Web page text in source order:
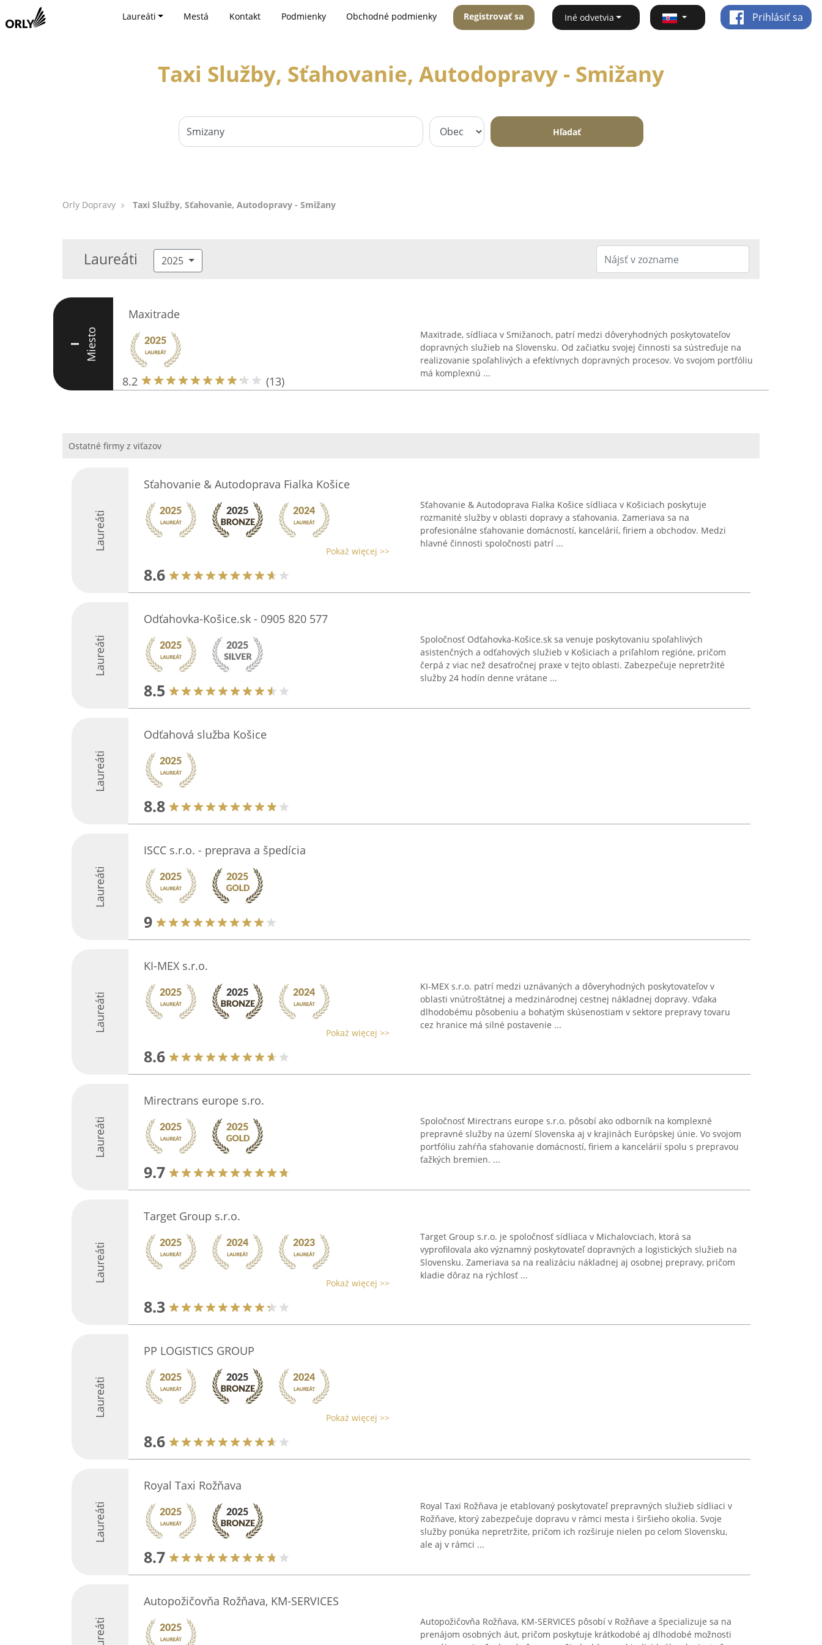
Laureáti Mestá Kontakt Podmienky Obchodné podmienky Registrovať sa Iné odvetvia Prihlásiť sa
Taxi Služby, Sťahovanie, Autodopravy - Smižany
Hľadať
Orly Dopravy Taxi Služby, Sťahovanie, Autodopravy - Smižany
Laureáti 2025
I Miesto
Maxitrade
8.2 (13)
Maxitrade, sídliaca v Smižanoch, patrí medzi dôveryhodných poskytovateľov
dopravných služieb na Slovensku. Od začiatku svojej činnosti sa sústreďuje na
realizovanie spoľahlivých a efektívnych dopravných procesov. Vo svojom portfóliu
má komplexnú ...
Ostatné firmy z viťazov
Laureáti
Sťahovanie & Autodoprava Fialka Košice
Pokaż więcej >>
8.6
Sťahovanie & Autodoprava Fialka Košice sídliaca v Košiciach poskytuje
rozmanité služby v oblasti dopravy a sťahovania. Zameriava sa na
profesionálne sťahovanie domácností, kancelárií, firiem a obchodov. Medzi
hlavné činnosti spoločnosti patrí ...
Laureáti
Odťahovka-Košice.sk - 0905 820 577
8.5
Spoločnosť Odťahovka-Košice.sk sa venuje poskytovaniu spoľahlivých
asistenčných a odťahových služieb v Košiciach a priľahlom regióne, pričom
čerpá z viac než desaťročnej praxe v tejto oblasti. Zabezpečuje nepretržité
služby 24 hodín denne vrátane ...
Laureáti
Odťahová služba Košice
8.8
Laureáti
ISCC s.r.o. - preprava a špedícia
9
Laureáti
KI-MEX s.r.o.
Pokaż więcej >>
8.6
KI-MEX s.r.o. patrí medzi uznávaných a dôveryhodných poskytovateľov v
oblasti vnútroštátnej a medzinárodnej cestnej nákladnej dopravy. Vďaka
dlhodobému pôsobeniu a bohatým skúsenostiam v sektore prepravy tovaru
cez hranice má silné postavenie ...
Laureáti
Mirectrans europe s.ro.
9.7
Spoločnosť Mirectrans europe s.r.o. pôsobí ako odborník na komplexné
prepravné služby na území Slovenska aj v krajinách Európskej únie. Vo svojom
portfóliu zahŕňa sťahovanie domácností, firiem a kancelárií spolu s prepravou
ťažkých bremien. ...
Laureáti
Target Group s.r.o.
Pokaż więcej >>
8.3
Target Group s.r.o. je spoločnosť sídliaca v Michalovciach, ktorá sa
vyprofilovala ako významný poskytovateľ dopravných a logistických služieb na
Slovensku. Zameriava sa na realizáciu nákladnej aj osobnej prepravy, pričom
kladie dôraz na rýchlosť ...
Laureáti
PP LOGISTICS GROUP
Pokaż więcej >>
8.6
Laureáti
Royal Taxi Rožňava
8.7
Royal Taxi Rožňava je etablovaný poskytovateľ prepravných služieb sídliaci v
Rožňave, ktorý zabezpečuje dopravu v rámci mesta i širšieho okolia. Svoje
služby ponúka nepretržite, pričom ich rozširuje nielen po celom Slovensku,
ale aj v rámci ...
Autopožičovňa Rožňava, KM-SERVICES
Autopožičovňa Rožňava, KM-SERVICES pôsobí v Rožňave a špecializuje sa na
prenájom osobných áut, pričom poskytuje krátkodobé aj dlhodobé možnosti